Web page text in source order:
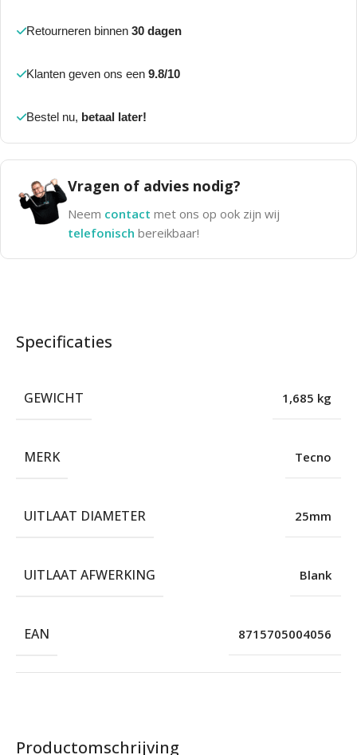
Retourneren binnen 30 dagen
Klanten geven ons een 9.8/10
Bestel nu, betaal later!
Vragen of advies nodig?
Neem contact met ons op ook zijn wij
telefonisch bereikbaar!
Productomschrijving
Specificaties
GEWICHT 1,685 kg
MERK Tecno
UITLAAT DIAMETER 25mm
UITLAAT AFWERKING Blank
EAN 8715705004056